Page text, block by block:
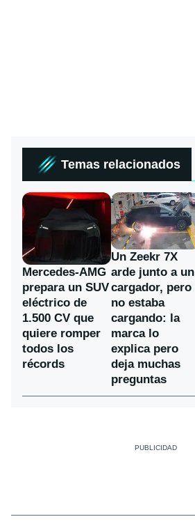
Temas relacionados
Mercedes-AMG
prepara un SUV
eléctrico de
1.500 CV que
quiere romper
todos los
récords
Un Zeekr 7X
arde junto a un
cargador, pero
no estaba
cargando: la
marca lo
explica pero
deja muchas
preguntas